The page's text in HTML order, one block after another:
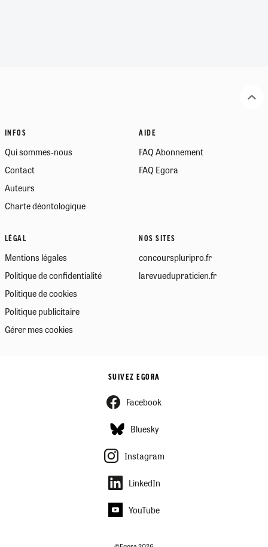
INFOS
Qui sommes-nous
Contact
Auteurs
Charte déontologique
AIDE
FAQ Abonnement
FAQ Egora
LÉGAL
Mentions légales
Politique de confidentialité
Politique de cookies
Politique publicitaire
Gérer mes cookies
NOS SITES
concourspluripro.fr
larevuedupraticien.fr
SUIVEZ EGORA
Facebook
Bluesky
Instagram
LinkedIn
YouTube